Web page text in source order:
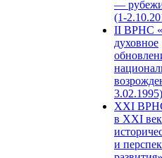
—
(1-
II ВРНС
духовное
3.02.1995)
XХI
в XXI
и